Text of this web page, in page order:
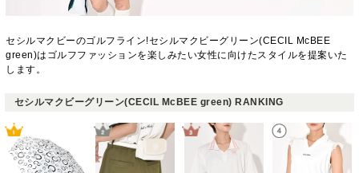
セシルマクビーのゴルフライン!セシルマクビーグリーン(CECIL McBEE
green)はゴルフファッションを楽しみたい女性に向けたスタイルを提案いた
します。
セシルマクビーグリーン(CECIL McBEE green) RANKING